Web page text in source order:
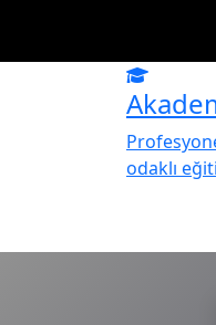
odaklı